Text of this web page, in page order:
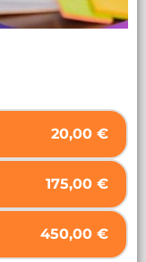
20,00 €
175,00 €
450,00 €